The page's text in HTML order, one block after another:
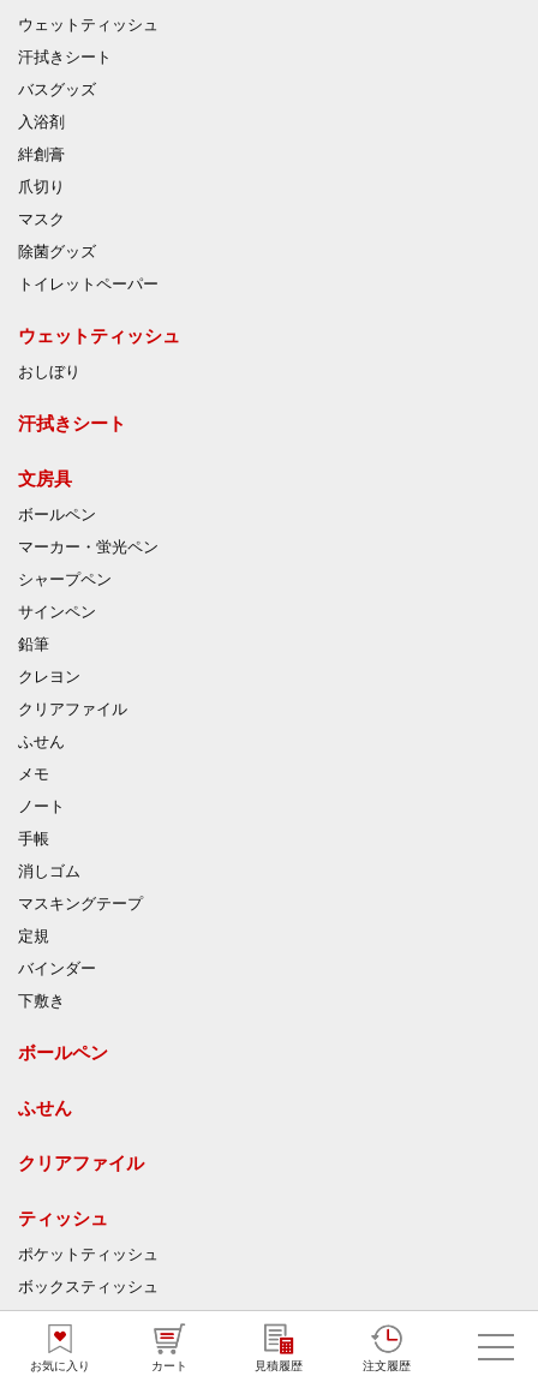
お気に入り カート 見積履歴 注文履歴
ウェットティッシュ
汗拭きシート
バスグッズ
入浴剤
絆創膏
爪切り
マスク
除菌グッズ
トイレットペーパー
ウェットティッシュ
おしぼり
汗拭きシート
文房具
ボールペン
マーカー・蛍光ペン
シャープペン
サインペン
鉛筆
クレヨン
クリアファイル
ふせん
メモ
ノート
手帳
消しゴム
マスキングテープ
定規
バインダー
下敷き
ボールペン
ふせん
クリアファイル
ティッシュ
ポケットティッシュ
ボックスティッシュ
バッグ
トートバッグ